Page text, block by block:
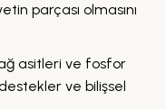
parçası olmasını
asitleri ve fosfor
ve bilişsel